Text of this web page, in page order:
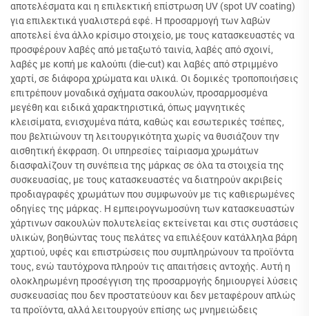
αποτελέσματα και η επιλεκτική επίστρωση UV (spot UV coating)
για επιλεκτικά γυαλιστερά εφέ. Η προσαρμογή των λαβών
αποτελεί ένα άλλο κρίσιμο στοιχείο, με τους κατασκευαστές να
προσφέρουν λαβές από μεταξωτό ταινία, λαβές από σχοινί,
λαβές με κοπή με καλούπι (die-cut) και λαβές από στριμμένο
χαρτί, σε διάφορα χρώματα και υλικά. Οι δομικές τροποποιήσεις
επιτρέπουν μοναδικά σχήματα σακουλών, προσαρμοσμένα
μεγέθη και ειδικά χαρακτηριστικά, όπως μαγνητικές
κλεισίματα, ενισχυμένα πάτα, καθώς και εσωτερικές τσέπες,
που βελτιώνουν τη λειτουργικότητα χωρίς να θυσιάζουν την
αισθητική έκφραση. Οι υπηρεσίες ταίριασμα χρωμάτων
διασφαλίζουν τη συνέπεια της μάρκας σε όλα τα στοιχεία της
συσκευασίας, με τους κατασκευαστές να διατηρούν ακριβείς
προδιαγραφές χρωμάτων που συμφωνούν με τις καθιερωμένες
οδηγίες της μάρκας. Η εμπειρογνωμοσύνη των κατασκευαστών
χάρτινων σακουλών πολυτελείας εκτείνεται και στις συστάσεις
υλικών, βοηθώντας τους πελάτες να επιλέξουν κατάλληλα βάρη
χαρτιού, υφές και επιστρώσεις που συμπληρώνουν τα προϊόντα
τους, ενώ ταυτόχρονα πληρούν τις απαιτήσεις αντοχής. Αυτή η
ολοκληρωμένη προσέγγιση της προσαρμογής δημιουργεί λύσεις
συσκευασίας που δεν προστατεύουν και δεν μεταφέρουν απλώς
τα προϊόντα, αλλά λειτουργούν επίσης ως μνημειώδεις